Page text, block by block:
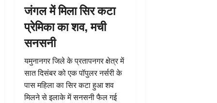
जंगल में मिला सिर कटा
प्रेमिका का शव, मची
सनसनी
यमुनानगर जिले के प्रतापनगर क्षेत्र में
सात दिसंबर को एक पॉपुलर नर्सरी के
पास महिला का सिर कटा हुआ शव
मिलने से इलाके में सनसनी फैल गई